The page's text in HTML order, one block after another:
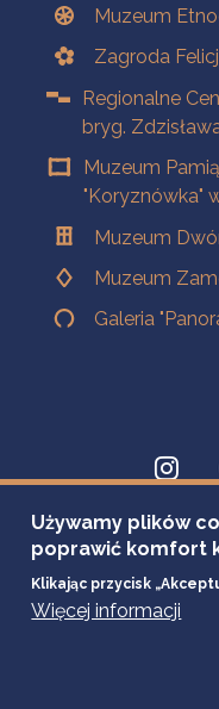
Muzeum
Zagroda
Regionalne
bryg.
Muzeum
"Koryznówka"
Muzeum
Muzeum
Galeria
Używamy plików
poprawić komfort
Klikając przycisk
Więcej informacji